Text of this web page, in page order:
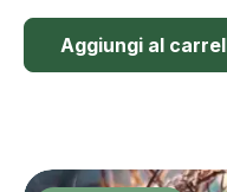
Aggiungi al